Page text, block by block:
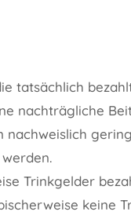
tatsächlich
nachträgliche
nachweislich
Trinkgelder
keine